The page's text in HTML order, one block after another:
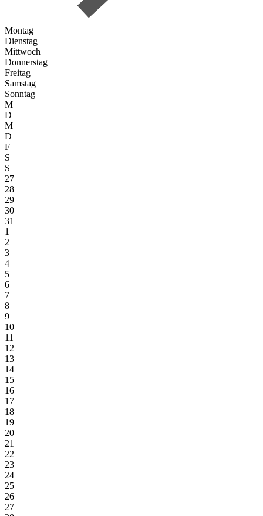
Montag
Dienstag
Mittwoch
Donnerstag
Freitag
Samstag
Sonntag
M
D
M
D
F
S
S
27
28
29
30
31
1
2
3
4
5
6
7
8
9
10
11
12
13
14
15
16
17
18
19
20
21
22
23
24
25
26
27